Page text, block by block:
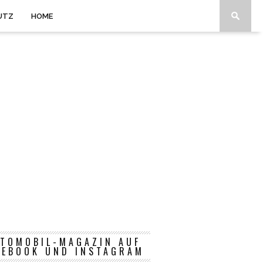
HOME
MAGAZIN AUF
UND INSTAGRAM